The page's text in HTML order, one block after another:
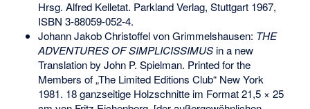
Hrsg. Alfred Kelletat. Parkland Verlag, Stuttgart 1967,
ISBN 3-88059-052-4.
Johann Jakob Christoffel von Grimmelshausen: THE
ADVENTURES OF SIMPLICISSIMUSin a new
Translation by John P. Spielman. Printed for the
Members of „The Limited Editions Club“ New York
1981. 18 ganzseitige Holzschnitte im Format 21,5 × 25